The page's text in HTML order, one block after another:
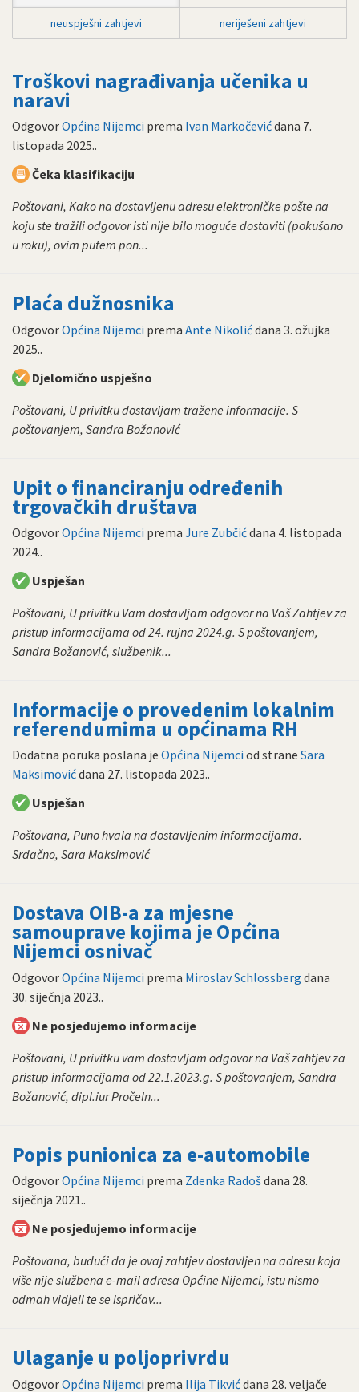
neuspješni zahtjevi neriješeni zahtjevi
Troškovi nagrađivanja učenika u
naravi
OdgovorOpćina Nijemci prema Ivan Markočevićdana 7.
listopada 2025..
Čeka klasifikaciju
Poštovani, Kako na dostavljenu adresu elektroničke pošte na
koju ste tražili odgovor isti nije bilo moguće dostaviti (pokušano
u roku), ovim putem pon...
Plaća dužnosnika
OdgovorOpćina Nijemci prema Ante Nikolićdana 3. ožujka
2025..
Djelomično uspješno
Poštovani, U privitku dostavljam tražene informacije. S
poštovanjem, Sandra Božanović
Upit o financiranju određenih
trgovačkih društava
OdgovorOpćina Nijemci prema Jure Zubčićdana 4. listopada
2024..
Uspješan
Poštovani, U privitku Vam dostavljam odgovor na Vaš Zahtjev za
pristup informacijama od 24. rujna 2024.g. S poštovanjem,
Sandra Božanović, službenik...
Informacije o provedenim lokalnim
referendumima u općinama RH
Dodatna poruka poslana je Općina Nijemci od strane Sara
Maksimovićdana 27. listopada 2023..
Uspješan
Poštovana, Puno hvala na dostavljenim informacijama.
Srdačno, Sara Maksimović
Dostava OIB-a za mjesne
samouprave kojima je Općina
Nijemci osnivač
OdgovorOpćina Nijemci prema Miroslav Schlossberg dana
30. siječnja 2023..
Ne posjedujemo informacije
Poštovani, U privitku vam dostavljam odgovor na Vaš zahtjev za
pristup informacijama od 22.1.2023.g. S poštovanjem, Sandra
Božanović, dipl.iur Pročeln...
Popis punionica za e-automobile
OdgovorOpćina Nijemci prema Zdenka Radošdana 28.
siječnja 2021..
Ne posjedujemo informacije
Poštovana, budući da je ovaj zahtjev dostavljen na adresu koja
više nije službena e-mail adresa Općine Nijemci, istu nismo
odmah vidjeli te se ispričav...
Ulaganje u poljoprivrdu
OdgovorOpćina Nijemci prema Ilija Tikvićdana 28. veljače